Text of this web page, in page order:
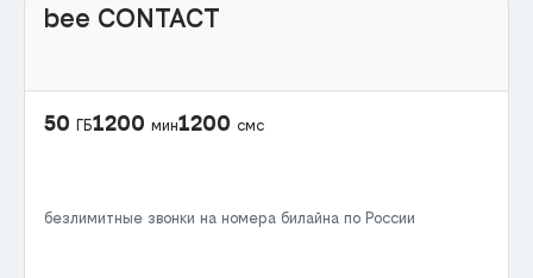
bee CONTACT
50 ГБ1200 мин1200 смс
безлимитные звонки на номера билайна по России